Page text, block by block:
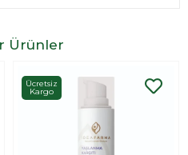
GDO, sentetik renklendirici ve
olması da hayvanlar
göstergesidir.
dokunuşuyla yeniden
baştan yazılacak!
Ürünler
Ücretsiz
Kargo